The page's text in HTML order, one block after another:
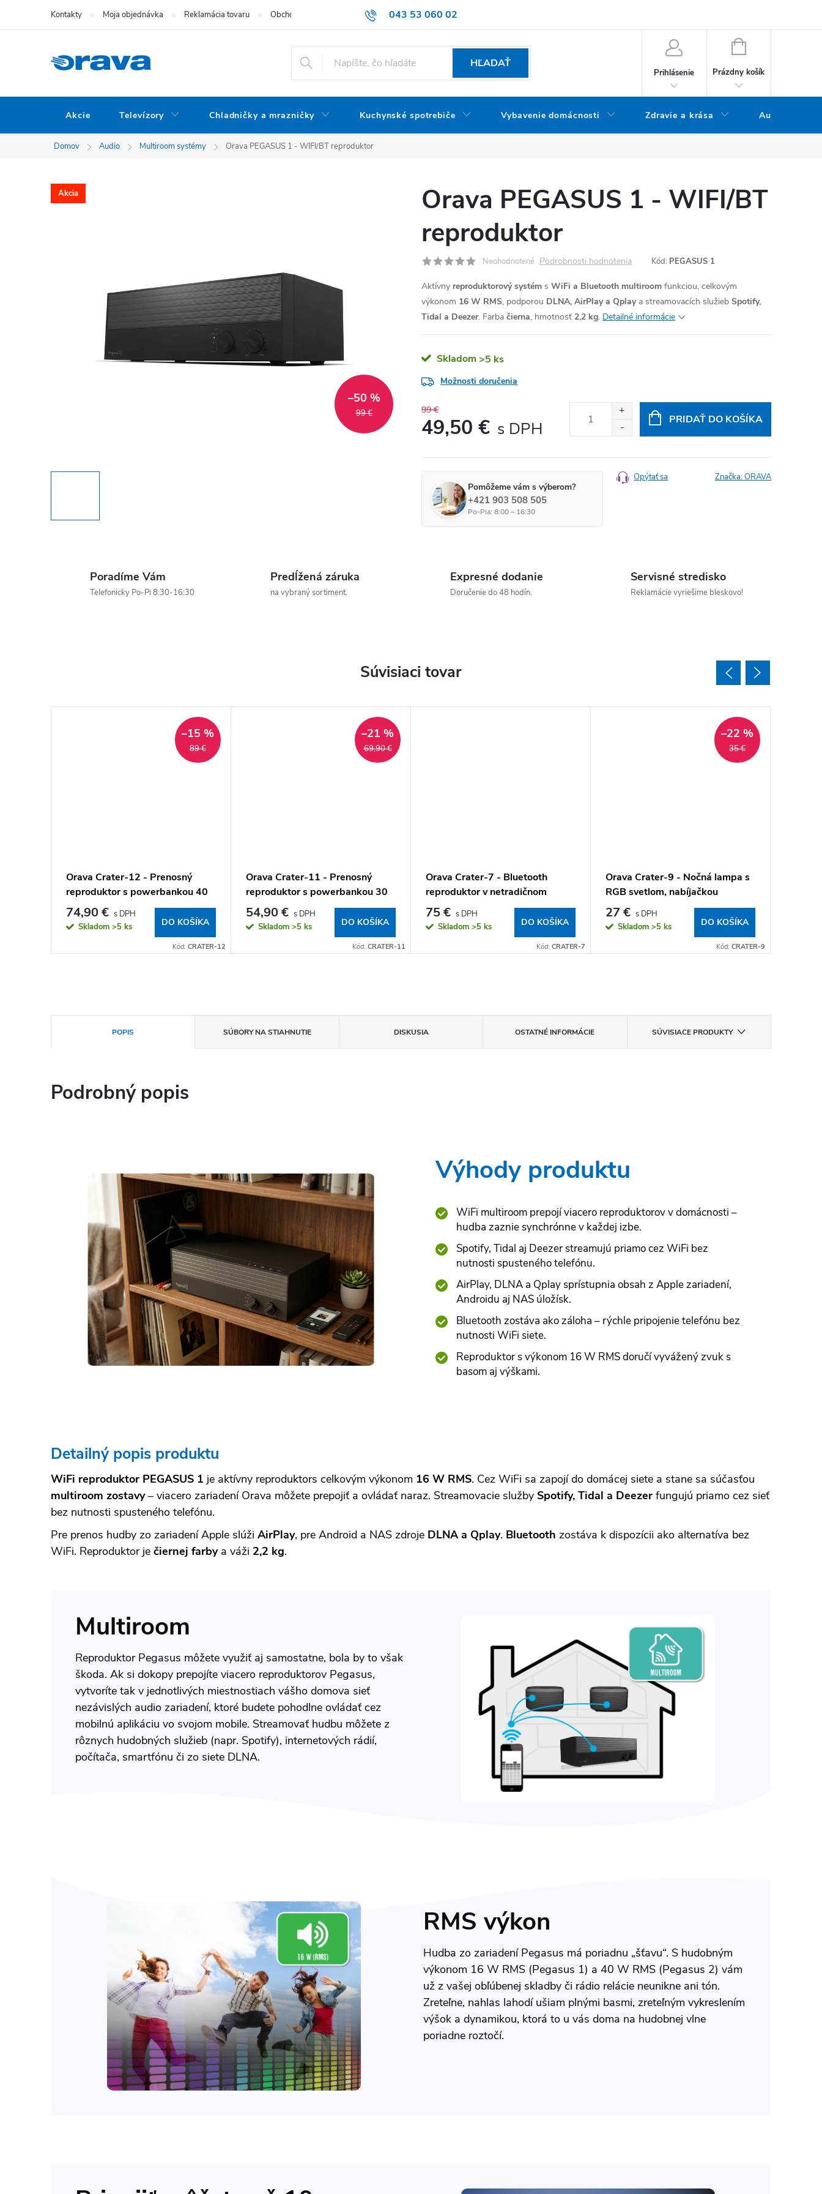
Prejsť na obsah 043 53 060 02
Kontakty Moja objednávka Reklamácia tovaru Obchodné podmienky Dodacie podmienky
HĽADAŤ
Prihlásenie
NÁKUPNÝ KOŠÍK
Prázdny košík
Akcie Televízory Chladničky a mrazničky Kuchynské spotrebiče Vybavenie domácnosti Zdravie a krása Audio
Domov Audio Multiroom systémy Orava PEGASUS 1 - WIFI/BT reproduktor
Akcia
99 €
–50 %
Orava PEGASUS 1 - WIFI/BT
reproduktor
Neohodnotené Podrobnosti hodnotenia Kód: PEGASUS 1
Aktívny reproduktorový systém s WiFi a Bluetooth multiroom funkciou, celkovým
výkonom 16 W RMS, podporou DLNA, AirPlay a Qplaya streamovacích služieb Spotify,
Tidal a Deezer. Farba čierna, hmotnosť 2,2 kg. Detailné informácie
Skladom >5 ks
Možnosti doručenia
99 €
49,50 € PRIDAŤ DO KOŠÍKA
Pomôžeme vám s výberom?
+421 903 508 505
Po-Pia: 8:00 – 16:30
Opýtať sa Značka:ORAVA
Poradíme Vám
Telefonicky Po-Pi 8:30-16:30
Predĺžená záruka
na vybraný sortiment.
Expresné dodanie
Doručenie do 48 hodín.
Servisné stredisko
Reklamácie vyriešime bleskovo!
Súvisiaci tovar
89 €
–15 %
Orava Crater-12 - Prenosný
reproduktor s powerbankou 40
W
74,90 €
Skladom >5 ks DO KOŠÍKA
Kód: CRATER-12
69,90 €
–21 %
Orava Crater-11 - Prenosný
reproduktor s powerbankou 30
W
54,90 €
Skladom >5 ks DO KOŠÍKA
Kód: CRATER-11
Orava Crater-7 - Bluetooth
reproduktor v netradičnom
dizajne, so super BASSom a
zabudovanými 4 mikrofónmi
75 €
Skladom >5 ks DO KOŠÍKA
Kód: CRATER-7
35 €
–22 %
Orava Crater-9 - Nočná lampa s
RGB svetlom, nabíjačkou
smartfónu a reproduktorom
27 €
Skladom >5 ks DO KOŠÍKA
Kód: CRATER-9
POPIS SÚBORY NA STIAHNUTIE DISKUSIA OSTATNÉ INFORMÁCIE SÚVISIACE PRODUKTY
Podrobný popis
Výhody produktu
WiFi multiroom prepojí viacero reproduktorov v domácnosti –
hudba zaznie synchrónne v každej izbe.
Spotify, Tidal aj Deezer streamujú priamo cez WiFi bez
nutnosti spusteného telefónu.
AirPlay, DLNA a Qplay sprístupnia obsah z Apple zariadení,
Androidu aj NAS úložísk.
Bluetooth zostáva ako záloha – rýchle pripojenie telefónu bez
nutnosti WiFi siete.
Reproduktor s výkonom 16 W RMS doručí vyvážený zvuk s
basom aj výškami.
Detailný popis produktu
WiFi reproduktor PEGASUS 1 je aktívny reproduktors celkovým výkonom 16 W RMS. Cez WiFi sa zapojí do domácej siete a stane sa súčasťou
multiroom zostavy– viacero zariadení Orava môžete prepojiť a ovládať naraz. Streamovacie služby Spotify, Tidal a Deezer fungujú priamo cez sieť
bez nutnosti spusteného telefónu.
Pre prenos hudby zo zariadení Apple slúži AirPlay, pre Android a NAS zdroje DLNA a Qplay. Bluetooth zostáva k dispozícii ako alternatíva bez
WiFi. Reproduktor je čiernej farbya váži 2,2 kg.
Multiroom
Reproduktor Pegasus môžete využiť aj samostatne, bola by to však
škoda. Ak si dokopy prepojíte viacero reproduktorov Pegasus,
vytvoríte tak v jednotlivých miestnostiach vášho domova sieť
nezávislých audio zariadení, ktoré budete pohodlne ovládať cez
mobilnú aplikáciu vo svojom mobile. Streamovať hudbu môžete z
rôznych hudobných služieb (napr. Spotify), internetových rádií,
počítača, smartfónu či zo siete DLNA.
RMS výkon
Hudba zo zariadení Pegasus má poriadnu „šťavu“. S hudobným
výkonom 16 W RMS (Pegasus 1) a 40 W RMS (Pegasus 2) vám
už z vašej obľúbenej skladby či rádio relácie neunikne ani tón.
Zreteľne, nahlas lahodí ušiam plnými basmi, zreteľným vykreslením
výšok a dynamikou, ktorá to u vás doma na hudobnej vlne
poriadne roztočí.